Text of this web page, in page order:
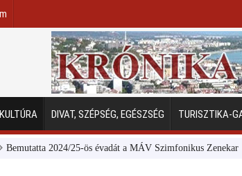
KULTÚRA DIVAT, SZÉPSÉG, EGÉSZSÉG TURISZTIKA-
2024/25-ös évadát a MÁV Szimfonikus Zenekar